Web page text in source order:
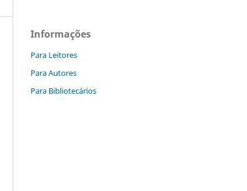
Informações
Para Leitores
Para Autores
Para Bibliotecários